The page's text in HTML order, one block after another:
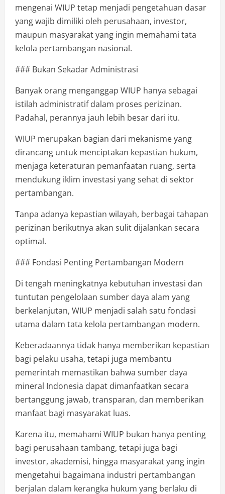
mengenai WIUP tetap menjadi pengetahuan dasar
yang wajib dimiliki oleh perusahaan, investor,
maupun masyarakat yang ingin memahami tata
kelola pertambangan nasional.
### Bukan Sekadar Administrasi
Banyak orang menganggap WIUP hanya sebagai
istilah administratif dalam proses perizinan.
Padahal, perannya jauh lebih besar dari itu.
WIUP merupakan bagian dari mekanisme yang
dirancang untuk menciptakan kepastian hukum,
menjaga keteraturan pemanfaatan ruang, serta
mendukung iklim investasi yang sehat di sektor
pertambangan.
Tanpa adanya kepastian wilayah, berbagai tahapan
perizinan berikutnya akan sulit dijalankan secara
optimal.
### Fondasi Penting Pertambangan Modern
Di tengah meningkatnya kebutuhan investasi dan
tuntutan pengelolaan sumber daya alam yang
berkelanjutan, WIUP menjadi salah satu fondasi
utama dalam tata kelola pertambangan modern.
Keberadaannya tidak hanya memberikan kepastian
bagi pelaku usaha, tetapi juga membantu
pemerintah memastikan bahwa sumber daya
mineral Indonesia dapat dimanfaatkan secara
bertanggung jawab, transparan, dan memberikan
manfaat bagi masyarakat luas.
Karena itu, memahami WIUP bukan hanya penting
bagi perusahaan tambang, tetapi juga bagi
investor, akademisi, hingga masyarakat yang ingin
mengetahui bagaimana industri pertambangan
berjalan dalam kerangka hukum yang berlaku di